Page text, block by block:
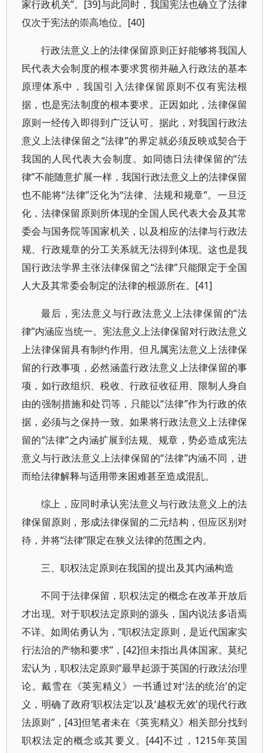
家行政机关”。[39]与此同时，我国宪法也确立了法律
仅次于宪法的崇高地位。[40]
行政法意义上的法律保留原则正好能够将我国人
民代表大会制度的根本要求贯彻并融入行政法的基本
原理体系中，我国引入法律保留原则不仅有宪法根
据，也是宪法制度的根本要求。正因如此，法律保留
原则一经传入即得到广泛认可。据此，对我国行政法
意义上法律保留之“法律”的界定就必须反映或契合于
我国的人民代表大会制度。如同德日法律保留的“法
律”不能随意扩展一样，我国行政法意义上的法律保留
也不能将“法律”泛化为“法律、法规和规章”。一旦泛
化，法律保留原则所体现的全国人民代表大会及其常
委会与国务院等国家机关，以及相应的法律与行政法
规、行政规章的分工关系就无法得到体现。这也是我
国行政法学界主张法律保留之“法律”只能限定于全国
人大及其常委会制定的法律的根源所在。[41]
最后，宪法意义与行政法意义上法律保留的“法
律”内涵应当统一。宪法意义上法律保留对行政法意义
上法律保留具有制约作用。但凡属宪法意义上法律保
留的行政事项，必然涵盖行政法意义上法律保留的事
项，如行政组织、税收、行政征收征用、限制人身自
由的强制措施和处罚等，只能以“法律”作为行政的依
据，必须与之保持一致。如果将行政法意义上法律保
留的“法律”之内涵扩展到法规、规章，势必造成宪法
意义与行政法意义上法律保留的“法律”内涵不同，进
而给法律解释与适用带来困难甚至造成混乱。
综上，应同时承认宪法意义与行政法意义上的法
律保留原则，形成法律保留的二元结构，但应区别对
待，并将“法律”限定在狭义法律的范围之内。
三、职权法定原则在我国的提出及其内涵构造
不同于法律保留，职权法定的概念在改革开放后
才出现。对于职权法定原则的源头，国内说法多语焉
不详。如周佑勇认为，“职权法定原则，是近代国家实
行法治的产物和要求”，[42]但未指出具体国家。莫纪
宏认为，职权法定原则“最早起源于英国的行政法治理
论。戴雪在《英宪精义》一书通过对‘法的统治’的定
义，明确了政府‘职权法定’以及‘越权无效’的现代行政
法原则”，[43]但笔者未在《英宪精义》相关部分找到
职权法定的概念或其要义。[44]不过，1215年英国